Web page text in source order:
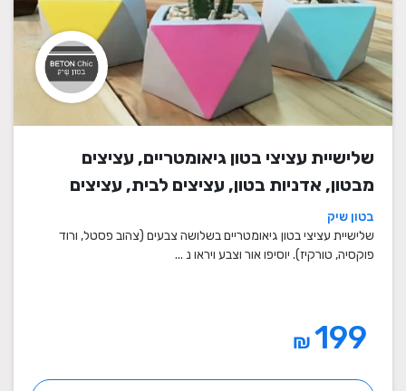
שלישיית עציצי בטון גיאומטריים, עציצים
מבטון, אדניות בטון, עציצים לבית, עציצים
מיוחדים, עציצים מעוצבים, עציצי מתנה,
מתנות לחגים
בטון שיק
שלישיית עציצי בטון גיאומטריים בשלושה צבעים (צהוב פסטל, ורוד
פוקסיה, טורקיז). יוסיפו אור וצבע ויראו נ ...
₪